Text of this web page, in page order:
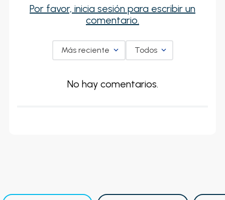
Por favor, inicia sesión para escribir un
comentario.
Más reciente Todos
No hay comentarios.